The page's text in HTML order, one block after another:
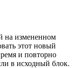
на измененном
этот новый
и повторно
в исходный блок.